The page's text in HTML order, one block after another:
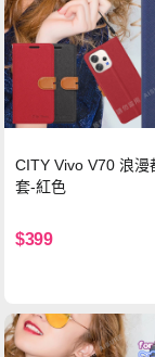
CITY Vivo V70 浪漫
套-紅色
$399